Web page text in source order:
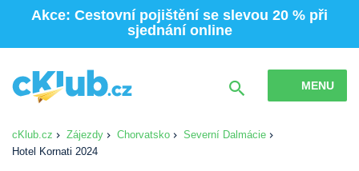
Akce: Cestovní pojištění se slevou 20 % při
sjednání online
MENU
cKlub.cz Zájezdy Chorvatsko
Severní Dalmácie
Hotel Kornati 2024